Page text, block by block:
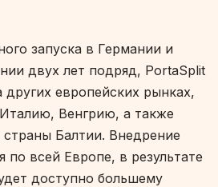
запуска в Германии и
двух лет подряд, PortaSplit
европейских рынках,
Венгрию, а также
Балтии. Внедрение
по всей Европе, в результате
доступно большему